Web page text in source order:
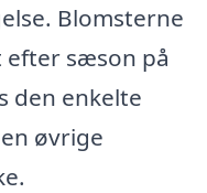
Blomsterne
efter sæson på
den enkelte
øvrige